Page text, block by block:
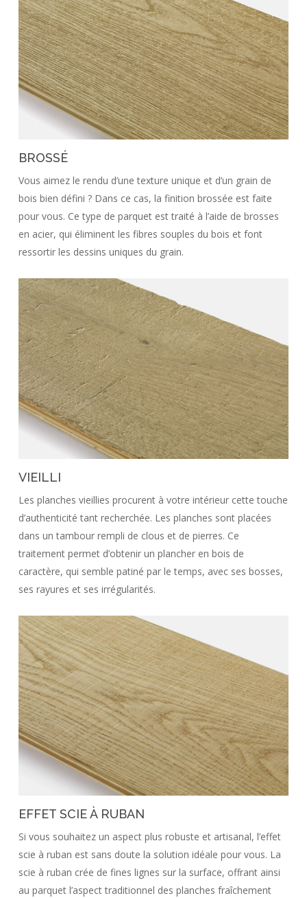
BROSSÉ
Vous aimez le rendu d’une texture unique et d’un grain de
bois bien défini ? Dans ce cas, la finition brossée est faite
pour vous. Ce type de parquet est traité à l’aide de brosses
en acier, qui éliminent les fibres souples du bois et font
ressortir les dessins uniques du grain.
VIEILLI
Les planches vieillies procurent à votre intérieur cette touche
d’authenticité tant recherchée. Les planches sont placées
dans un tambour rempli de clous et de pierres. Ce
traitement permet d’obtenir un plancher en bois de
caractère, qui semble patiné par le temps, avec ses bosses,
ses rayures et ses irrégularités.
EFFET SCIE À RUBAN
Si vous souhaitez un aspect plus robuste et artisanal, l’effet
scie à ruban est sans doute la solution idéale pour vous. La
scie à ruban crée de fines lignes sur la surface, offrant ainsi
au parquet l’aspect traditionnel des planches fraîchement